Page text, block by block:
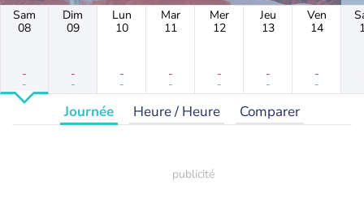
Sam
08
-
-
Dim
09
-
-
Lun
10
-
-
Mar
11
-
-
Mer
12
-
-
Jeu
13
-
-
Ven
14
-
-
Journée Heure / Heure Comparer